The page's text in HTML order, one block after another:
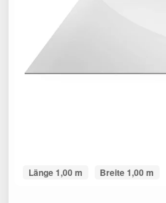
Länge 1,00 m Breite 1,00 m